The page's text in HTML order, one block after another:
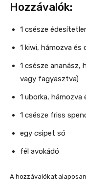
Hozzávalók:
1 csésze
1 kiwi, hámozva és
1 csésze ananász,
vagy fagyasztva)
1 uborka, hámozva
1 csésze friss
egy csipet só
fél avokádó
A hozzávalókat